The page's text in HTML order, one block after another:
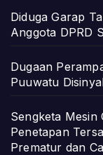
Diduga Garap
Anggota DPRD
Dugaan
Puuwatu
Sengketa
Penetapan
Prematur dan